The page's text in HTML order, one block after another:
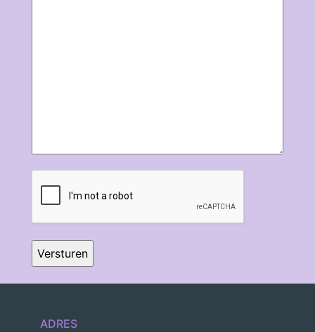
ADRES